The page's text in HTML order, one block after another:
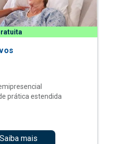
prática estendida
Saiba mais